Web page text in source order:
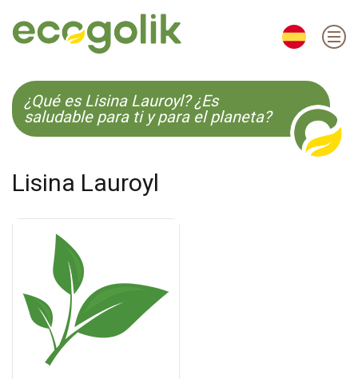
EN ES KO
¿Qué es Lisina Lauroyl? ¿Es
saludable para ti y para el planeta?
Lisina Lauroyl